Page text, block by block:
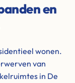
en
wonen.
van
in De